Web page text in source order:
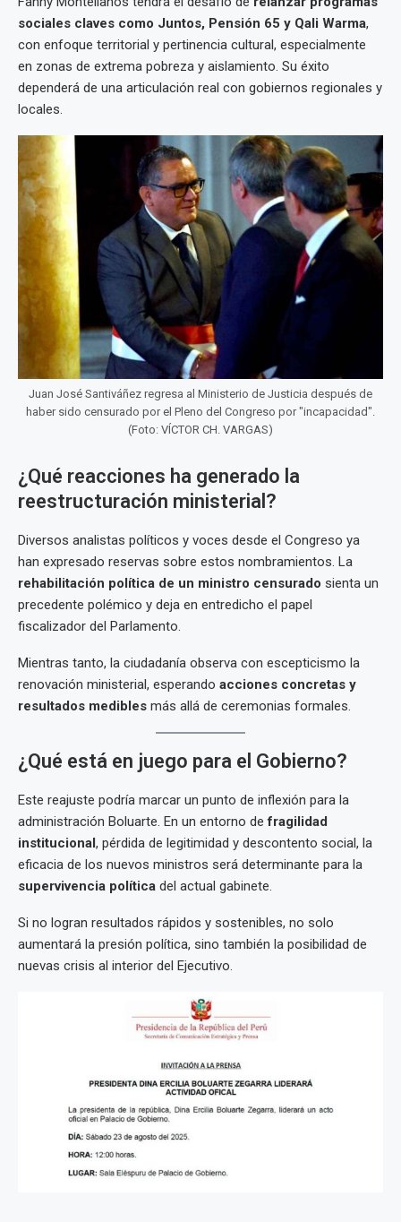
sociales claves como Juntos, Pensión 65 y Qali Warma,
con enfoque territorial y pertinencia cultural, especialmente
en zonas de extrema pobreza y aislamiento. Su éxito
dependerá de una articulación real con gobiernos regionales y
locales.
Juan José Santiváñez regresa al Ministerio de Justicia después de
haber sido censurado por el Pleno del Congreso por "incapacidad".
(Foto: VÍCTOR CH. VARGAS)
¿Qué reacciones ha generado la
reestructuración ministerial?
Diversos analistas políticos y voces desde el Congreso ya
han expresado reservas sobre estos nombramientos. La
rehabilitación política de un ministro censurado sienta un
precedente polémico y deja en entredicho el papel
fiscalizador del Parlamento.
Mientras tanto, la ciudadanía observa con escepticismo la
renovación ministerial, esperando acciones concretas y
resultados medibles más allá de ceremonias formales.
¿Qué está en juego para el Gobierno?
Este reajuste podría marcar un punto de inflexión para la
administración Boluarte. En un entorno defragilidad
institucional, pérdida de legitimidad y descontento social, la
eficacia de los nuevos ministros será determinante para la
supervivencia política del actual gabinete.
Si no logran resultados rápidos y sostenibles, no solo
aumentará la presión política, sino también la posibilidad de
nuevas crisis al interior del Ejecutivo.